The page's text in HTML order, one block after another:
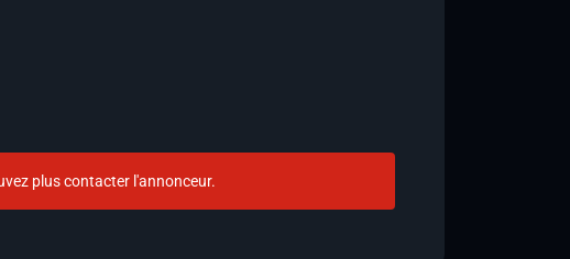
plus contacter l'annonceur.